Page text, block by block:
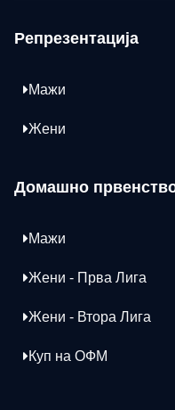
Репрезентација
Мажи
Жени
Домашно
Мажи
Жени - Прва Лига
Жени - Втора Лига
Куп на ОФМ